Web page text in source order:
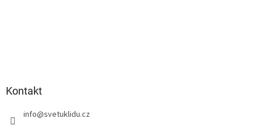
Kontakt
info@svetuklidu.cz